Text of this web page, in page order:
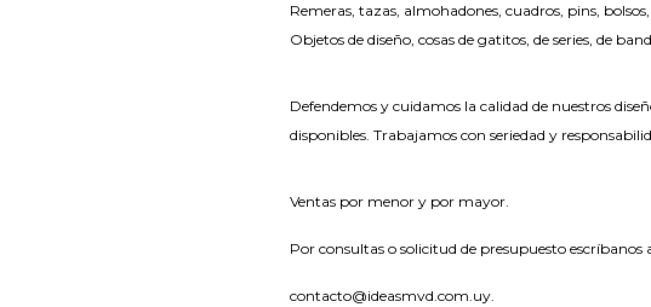
Remeras, tazas, almohadones, cuadros, pins,
Objetos de diseño, cosas de gatitos, de series, de
Defendemos y cuidamos la calidad de nuestros
disponibles. Trabajamos con seriedad y
Ventas por menor y por mayor.
Por consultas o solicitud de presupuesto escríbanos
contacto@ideasmvd.com.uy.